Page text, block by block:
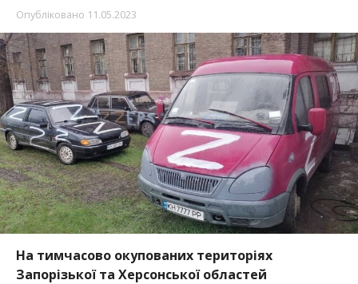
Опубліковано 11.05.2023
На тимчасово окупованих територіях
Запорізької та Херсонської областей